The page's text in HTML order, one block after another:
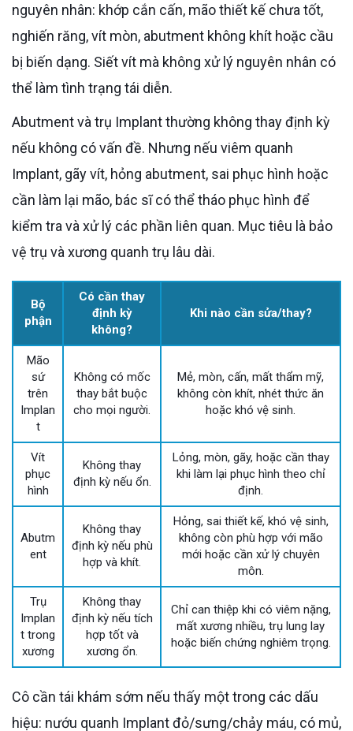
nguyên nhân: khớp cắn cấn, mão thiết kế chưa tốt,
nghiến răng, vít mòn, abutment không khít hoặc cầu
bị biến dạng. Siết vít mà không xử lý nguyên nhân có
thể làm tình trạng tái diễn.
Abutment và trụ Implant thường không thay định kỳ
nếu không có vấn đề. Nhưng nếu viêm quanh
Implant, gãy vít, hỏng abutment, sai phục hình hoặc
cần làm lại mão, bác sĩ có thể tháo phục hình để
kiểm tra và xử lý các phần liên quan. Mục tiêu là bảo
vệ trụ và xương quanh trụ lâu dài.
Bộ
phận
Có cần thay
định kỳ
không?
Khi nào cần sửa/thay?
Mão
sứ
trên
Implan
t
Không có mốc
thay bắt buộc
cho mọi người.
Mẻ, mòn, cấn, mất thẩm mỹ,
không còn khít, nhét thức ăn
hoặc khó vệ sinh.
Vít
phục
hình
Không thay
định kỳ nếu ổn.
Lỏng, mòn, gãy, hoặc cần thay
khi làm lại phục hình theo chỉ
định.
Abutm
ent
Không thay
định kỳ nếu phù
hợp và khít.
Hỏng, sai thiết kế, khó vệ sinh,
không còn phù hợp với mão
mới hoặc cần xử lý chuyên
môn.
Trụ
Implan
t trong
xương
Không thay
định kỳ nếu tích
hợp tốt và
xương ổn.
Chỉ can thiệp khi có viêm nặng,
mất xương nhiều, trụ lung lay
hoặc biến chứng nghiêm trọng.
Cô cần tái khám sớm nếu thấy một trong các dấu
hiệu: nướu quanh Implant đỏ/sưng/chảy máu, có mủ,